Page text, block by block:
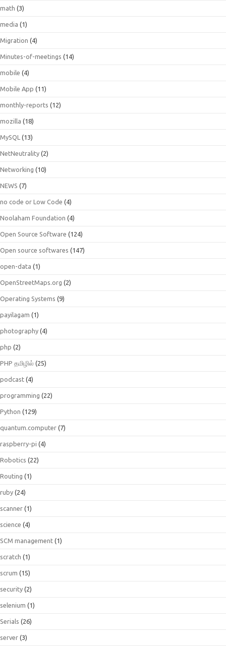
math (3)
media (1)
Migration (4)
Minutes-of-meetings (14)
mobile (4)
Mobile App (11)
monthly-reports (12)
mozilla (18)
MySQL (13)
NetNeutrality (2)
Networking (10)
NEWS (7)
no code or Low Code (4)
Noolaham Foundation (4)
Open Source Software (124)
Open source softwares (147)
open-data (1)
OpenStreetMaps.org (2)
Operating Systems (9)
payilagam (1)
photography (4)
php (2)
PHP தமிழில் (25)
podcast (4)
programming (22)
Python (129)
quantum.computer (7)
raspberry-pi (4)
Robotics (22)
Routing (1)
ruby (24)
scanner (1)
science (4)
SCM management (1)
scratch (1)
scrum (15)
security (2)
selenium (1)
Serials (26)
server (3)